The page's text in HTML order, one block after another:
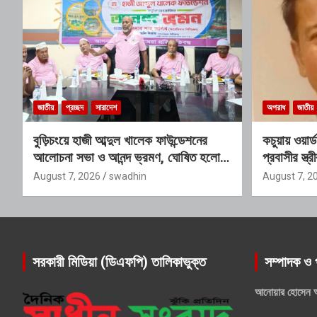
জাতীয় প্রচ্ছদ সারাদেশ
বুড়িচংয়ে হাজী আব্দুল খালেক ফাউন্ডেশনের
আলোচনা সভা ও আনন্দ ভ্রমণ, ঘোষিত হলো
নতুন কার্যনির্বাহী কমিটি
August 7, 2026 swadhin
অপরাধ জাতীয়
কচুয়ায়
প্রবাসীর
অডিও
August 7,
সরকারী মিডিয়া (ডিএফপি) তালিকাভুক্ত সম্পাদক ও
আনোয়ার হোসেন